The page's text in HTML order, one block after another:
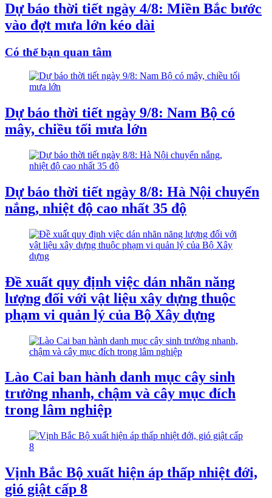
Dự báo thời tiết ngày 4/8: Miền Bắc bước
vào đợt mưa lớn kéo dài
Có thể bạn quan tâm
Dự báo thời tiết ngày 9/8: Nam Bộ có
mây, chiều tối mưa lớn
Dự báo thời tiết ngày 8/8: Hà Nội chuyển
nắng, nhiệt độ cao nhất 35 độ
Đề xuất quy định việc dán nhãn năng
lượng đối với vật liệu xây dựng thuộc
phạm vi quản lý của Bộ Xây dựng
Lào Cai ban hành danh mục cây sinh
trưởng nhanh, chậm và cây mục đích
trong lâm nghiệp
Vịnh Bắc Bộ xuất hiện áp thấp nhiệt đới,
gió giật cấp 8